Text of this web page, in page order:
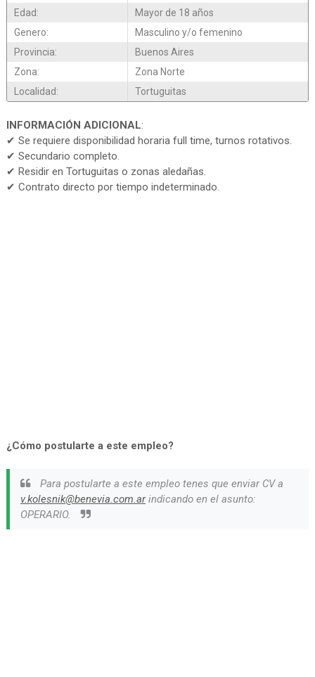
Edad:
Mayor de 18 años
Genero:
Masculino y/o femenino
Provincia:
Buenos Aires
Zona:
Zona Norte
Localidad:
Tortuguitas
INFORMACIÓN ADICIONAL:
✔ Se requiere disponibilidad horaria full time, turnos rotativos.
✔ Secundario completo.
✔ Residir en Tortuguitas o zonas aledañas.
✔ Contrato directo por tiempo indeterminado.
¿Cómo postularte a este empleo?
Para postularte a este empleo tenes que enviar CV a
v.kolesnik@benevia.com.arindicando en el asunto:
OPERARIO.